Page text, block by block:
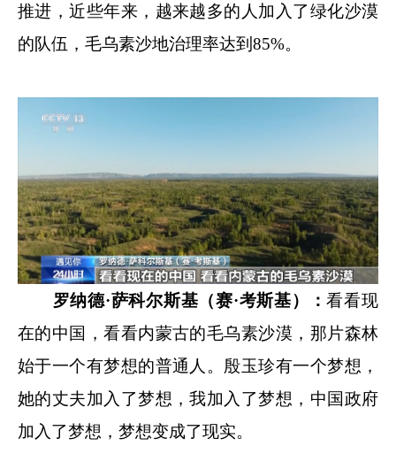
推进，近些年来，越来越多的人加入了绿化沙漠
的队伍，毛乌素沙地治理率达到85%。
罗纳德·萨科尔斯基（赛·考斯基）：看看现
在的中国，看看内蒙古的毛乌素沙漠，那片森林
始于一个有梦想的普通人。殷玉珍有一个梦想，
她的丈夫加入了梦想，我加入了梦想，中国政府
加入了梦想，梦想变成了现实。